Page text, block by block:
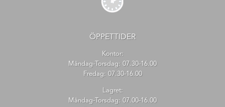
ÖPPETTIDER
Kontor:
Måndag-Torsdag: 07.30-16.00
Fredag: 07.30-16.00
Lagret:
Måndag-Torsdag: 07.00-16.00